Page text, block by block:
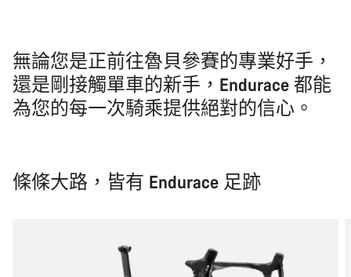
無論您是正前往魯貝參賽的專業好手，
還是剛接觸單車的新手，Endurace 都能
為您的每一次騎乘提供絕對的信心。
條條大路，皆有 Endurace 足跡